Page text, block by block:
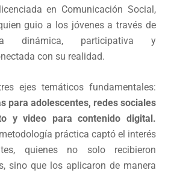
en Comunicación Social,
guio a los jóvenes a través de
dinámica, participativa y
con su realidad.
ejes temáticos fundamentales:
para adolescentes, redes sociales
y video para contenido digital.
práctica captó el interés
quienes no solo recibieron
sino que los aplicaron de manera